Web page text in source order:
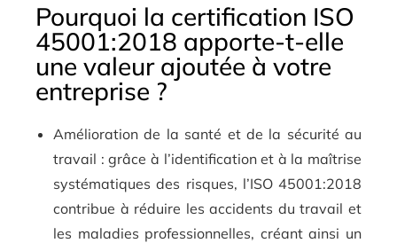
Pourquoi la certification ISO
45001:2018 apporte-t-elle
une valeur ajoutée à votre
entreprise ?
Amélioration de la santé et de la sécurité au
travail : grâce à l’identification et à la maîtrise
systématiques des risques, l’ISO 45001:2018
contribue à réduire les accidents du travail et
les maladies professionnelles, créant ainsi un